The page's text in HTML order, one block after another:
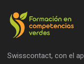
Swisscontact, con el